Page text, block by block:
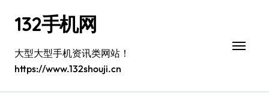
132手机网
大型大型手机资讯类网站！
https://www.132shouji.cn